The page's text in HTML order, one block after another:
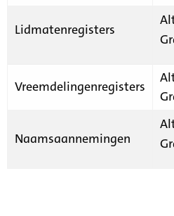
Lidmatenregisters
Vreemdelingenregisters
Naamsaannemingen